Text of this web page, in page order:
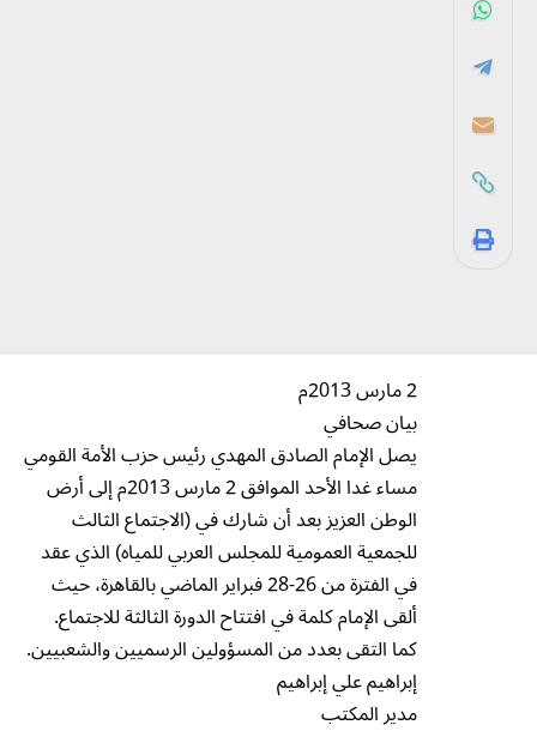
2 مارس 2013م
بيان صحافي
يصل الإمام الصادق المهدي رئيس حزب الأمة القومي
مساء غدا الأحد الموافق 2 مارس 2013م إلى أرض
الوطن العزيز بعد أن شارك في (الاجتماع الثالث
للجمعية العمومية للمجلس العربي للمياه) الذي عقد
في الفترة من 26-28 فبراير الماضي بالقاهرة، حيث
ألقى الإمام كلمة في افتتاح الدورة الثالثة للاجتماع.
كما التقى بعدد من المسؤولين الرسميين والشعبيين.
إبراهيم علي إبراهيم
مدير المكتب